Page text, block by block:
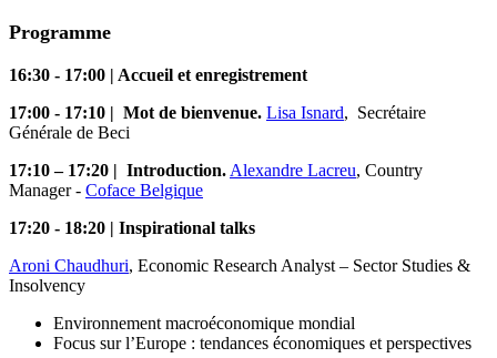
Programme
16:30 - 17:00 | Accueil et enregistrement
17:00 - 17:10 | Mot de bienvenue. Lisa Isnard, Secrétaire
Générale de Beci
17:10 – 17:20 | Introduction. Alexandre Lacreu, Country
Manager - Coface Belgique
17:20 - 18:20 | Inspirational talks
Aroni Chaudhuri, Economic Research Analyst – Sector Studies &
Insolvency
Environnement macroéconomique mondial
Focus sur l’Europe : tendances économiques et perspectives